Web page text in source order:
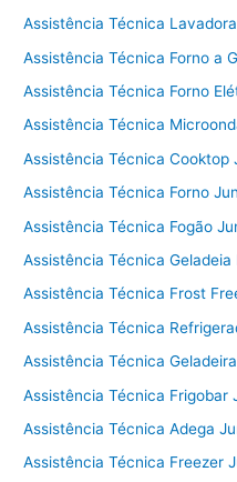
Assistência Técnica
Assistência Técnica Forno a
Assistência Técnica Forno
Assistência Técnica
Assistência Técnica Cooktop
Assistência Técnica Forno
Assistência Técnica Fogão
Assistência Técnica Geladeia
Assistência Técnica Frost
Assistência Técnica
Assistência Técnica
Assistência Técnica Frigobar
Assistência Técnica Adega
Assistência Técnica Freezer